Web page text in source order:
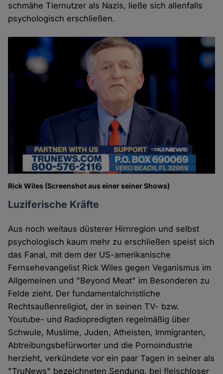
schmähe Tiernutzer als Nazis, ließe sich allenfalls
psychologisch erschließen.
Rick Wiles (Screenshot aus einer seiner Shows)
Luziferische Kräfte
Aus noch weitaus düsterer Hirnregion und selbst
psychologisch kaum mehr zu erschließen speist sich
das Fanal, mit dem der US-amerikanische
Fernsehevangelist Rick Wiles gegen Veganismus im
Allgemeinen und "Beyond Meat" im Besonderen zu
Felde zieht. Der fundamentalchristliche
Rechtsaußenreligiot, der in seinen TV- bzw.
Youtube- und Radiopredigten regelmäßig über
Schwule, Muslime, Juden, Atheisten, Immigranten,
Abtreibungsbefürworter und die Pornoindustrie
herzieht, verkündete vor ein paar Tagen in seiner als
"TruNews" bezeichneten Sendung, bei fleischloser